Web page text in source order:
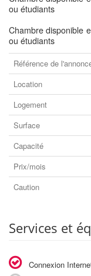
ou étudiants
Chambre disponible
ou étudiants
Référence de
Location
Logement
Surface
Capacité
Prix/mois
Caution
Services et
Connexion